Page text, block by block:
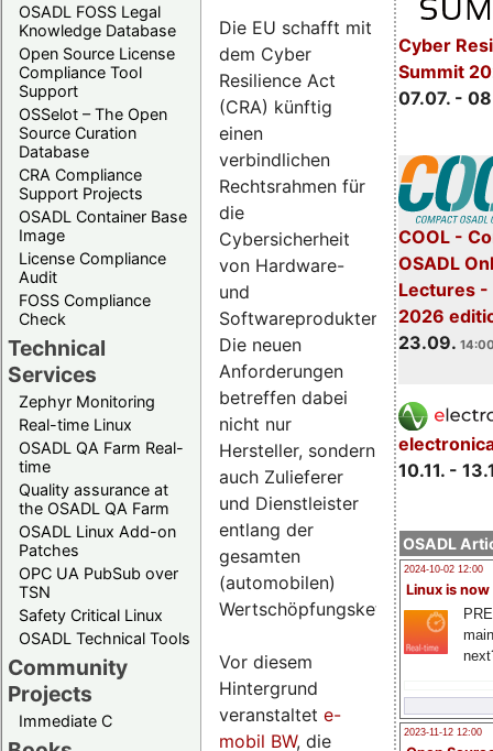
OSADL FOSS Legal
Knowledge Database
Open Source License
Compliance Tool
Support
OSSelot – The Open
Source Curation
Database
CRA Compliance
Support Projects
OSADL Container Base
Image
License Compliance
Audit
FOSS Compliance
Check
Technical
Services
Zephyr Monitoring
Real-time Linux
OSADL QA Farm Real-
time
Quality assurance at
the OSADL QA Farm
OSADL Linux Add-on
Patches
OPC UA PubSub over
TSN
Safety Critical Linux
OSADL Technical Tools
Community
Projects
Immediate C
Cyber
Summit
07.07. -
COOL -
OSADL
Lectures -
2026
23.09.
10.11. -
OSADL
2024-10-02 12:00
Linux is now
2023-11-12 12:00
Die EU schafft mit
dem Cyber
Resilience Act
(CRA) künftig
einen
verbindlichen
Rechtsrahmen für
die
Cybersicherheit
von Hardware-
und
Softwareprodukten.
Die neuen
Anforderungen
betreffen dabei
nicht nur
Hersteller, sondern
auch Zulieferer
und Dienstleister
entlang der
gesamten
(automobilen)
Wertschöpfungskette.
Vor diesem
Hintergrund
veranstaltet e-
mobil BW, die